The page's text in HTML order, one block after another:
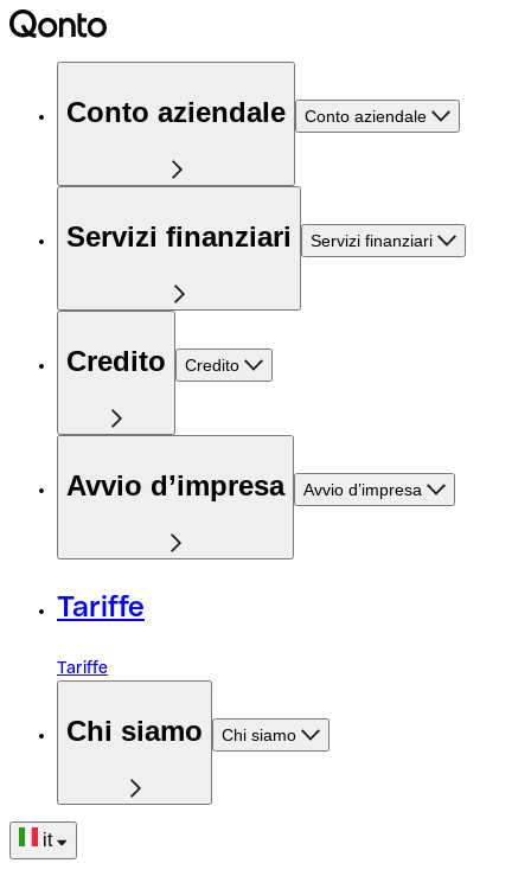
Conto aziendale Conto aziendale
Servizi finanziari Servizi finanziari
Credito Credito
Avvio d’impresa Avvio d’impresa
Tariffe
Tariffe
Chi siamo Chi siamo
it